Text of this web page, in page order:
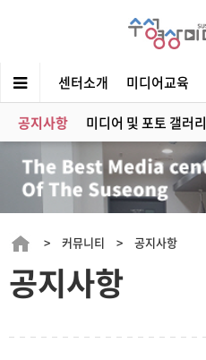
센터소개 미디어교육
공지사항 미디어 및 포토 갤러리
> 커뮤니티 > 공지사항
공지사항